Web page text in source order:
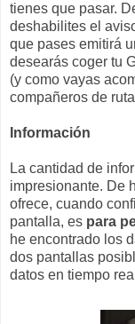
tienes que pasar.
deshabilites el
que pases emitirá
desearás coger tu
(y como vayas
compañeros de
Información
La cantidad de
impresionante. De
ofrece, cuando
pantalla, es para
he encontrado los
dos pantallas
datos en tiempo